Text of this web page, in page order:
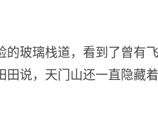
的玻璃栈道，看到了曾有
田说，天门山还一直隐藏